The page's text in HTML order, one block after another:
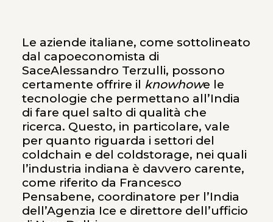
Le aziende italiane, come sottolineato
dal capoeconomista di
SaceAlessandro Terzulli, possono
certamente offrire il knowhowe le
tecnologie che permettano all’India
di fare quel salto di qualità che
ricerca. Questo, in particolare, vale
per quanto riguarda i settori del
coldchain e del coldstorage, nei quali
l’industria indiana è davvero carente,
come riferito da Francesco
Pensabene, coordinatore per l’India
dell’Agenzia Ice e direttore dell’ufficio